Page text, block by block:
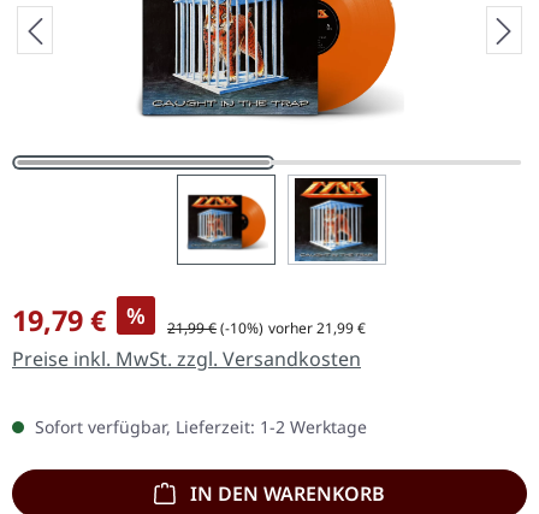
Verkaufspreis:
19,79 € % Regulärer Preis:
21,99 €(-10%) vorher 21,99 €
Preise inkl. MwSt. zzgl. Versandkosten
Sofort verfügbar, Lieferzeit: 1-2 Werktage
IN DEN WARENKORB